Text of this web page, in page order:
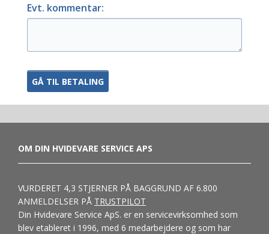
Evt. kommentar:
OM DIN HVIDEVARE SERVICE APS
VURDERET 4,3 STJERNER PÅ BAGGRUND AF 6.800
ANMELDELSER PÅ TRUSTPILOT
Din Hvidevare Service ApS. er en servicevirksomhed som
blev etableret i 1996, med 6 medarbejdere og som har